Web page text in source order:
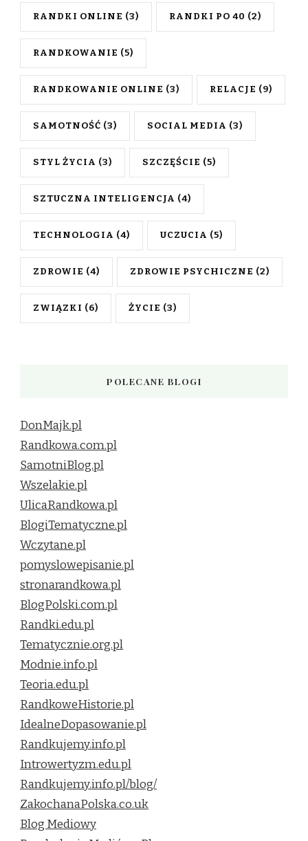
RANDKI ONLINE (3) RANDKI PO 40 (2)
RANDKOWANIE (5)
RANDKOWANIE ONLINE (3) RELACJE (9)
SAMOTNOŚĆ (3) SOCIAL MEDIA (3)
STYL ŻYCIA (3) SZCZĘŚCIE (5)
SZTUCZNA INTELIGENCJA (4)
TECHNOLOGIA (4) UCZUCIA (5)
ZDROWIE (4) ZDROWIE PSYCHICZNE (2)
ZWIĄZKI (6) ŻYCIE (3)
POLECANE BLOGI
DonMajk.pl
Randkowa.com.pl
SamotniBlog.pl
Wszelakie.pl
UlicaRandkowa.pl
BlogiTematyczne.pl
Wczytane.pl
pomyslowepisanie.pl
stronarandkowa.pl
BlogPolski.com.pl
Randki.edu.pl
Tematycznie.org.pl
Modnie.info.pl
Teoria.edu.pl
RandkoweHistorie.pl
IdealneDopasowanie.pl
Randkujemy.info.pl
Introwertyzm.edu.pl
Randkujemy.info.pl/blog/
ZakochanaPolska.co.uk
Blog Mediowy